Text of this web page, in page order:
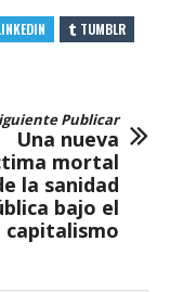
TUMBLR
Publicar
Una nueva
mortal
la sanidad
bajo el
capitalismo